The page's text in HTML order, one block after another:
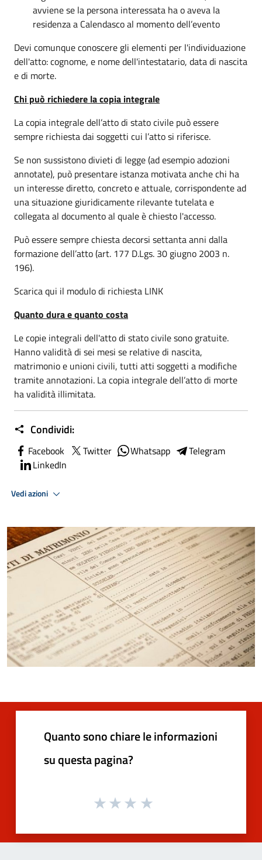
avviene se la persona interessata ha o aveva la
residenza a Calendasco al momento dell’evento
Devi comunque conoscere gli elementi per l'individuazione
dell'atto: cognome, e nome dell'intestatario, data di nascita
e di morte.
Chi può richiedere la copia integrale
La copia integrale dell’atto di stato civile può essere
sempre richiesta dai soggetti cui l’atto si riferisce.
Se non sussistono divieti di legge (ad esempio adozioni
annotate), può presentare istanza motivata anche chi ha
un interesse diretto, concreto e attuale, corrispondente ad
una situazione giuridicamente rilevante tutelata e
collegata al documento al quale è chiesto l'accesso.
Può essere sempre chiesta decorsi settanta anni dalla
formazione dell’atto (art. 177 D.Lgs. 30 giugno 2003 n.
196).
Scarica qui il modulo di richiesta LINK
Quanto dura e quanto costa
Le copie integrali dell'atto di stato civile sono gratuite.
Hanno validità di sei mesi se relative di nascita,
matrimonio e unioni civili, tutti atti soggetti a modifiche
tramite annotazioni. La copia integrale dell’atto di morte
ha validità illimitata.
Condividi:
Facebook Twitter Whatsapp
Telegram
LinkedIn
Vedi azioni
Quanto sono chiare le informazioni
su questa pagina?